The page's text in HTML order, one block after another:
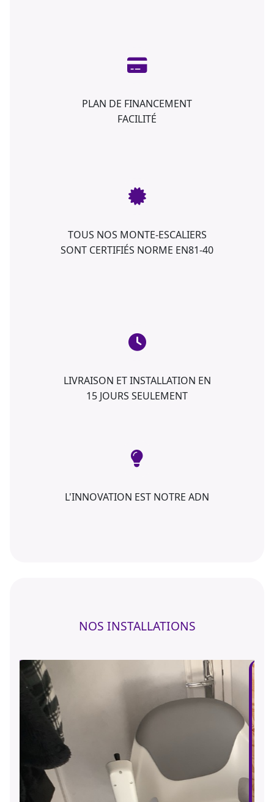
PLAN DE FINANCEMENT
FACILITÉ
TOUS NOS MONTE-ESCALIERS
SONT CERTIFIÉS NORME EN81-40
LIVRAISON ET INSTALLATION EN
15 JOURS SEULEMENT
L'INNOVATION EST NOTRE ADN
NOS INSTALLATIONS